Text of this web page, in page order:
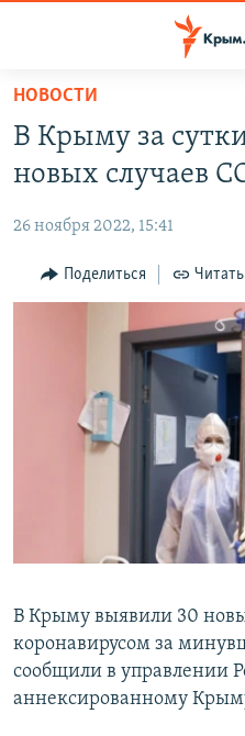
Вернуться
основному
содержанию
навигации
Вернутся
СПЕЦПРОЕКТЫ
КАРТА ВОЕННЫХ ОБЪЕКТОВ
11 ЛЕТ ОККУПАЦИИ КРЫМА. 11
ИСТОРИЯ
ЕЩЕ
ИНФОГРАФИКА
ТЕЛЕПРОЕКТ КРЫМ.РЕАЛИИ
СОВЕТЫ ПРАВОЗАЩИТНИКОВ
ПРОПАВШИЕ БЕЗ ВЕСТИ
ПОБЕДИТЕЛЕЙ НЕ СУДЯТ?
КРЫМ.НЕПОКОРЕННЫЙ
УКРАИНСКАЯ ПРОБЛЕМА КРЫМА
КАК ОБОЙТИ
Українською
Qırımtatar
Все сайты RFE/RL
НОВОСТИ
В Крыму за
новых случаев
26 ноября 2022, 15:41
Поделиться
В Крыму выявили 30
коронавирусом за
сообщили в управлении
аннексированному